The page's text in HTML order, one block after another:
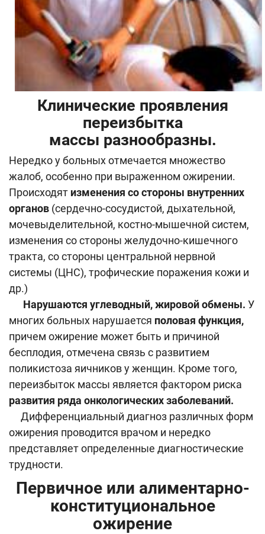
Клинические проявления
переизбытка
массы разнообразны.
Нередко у больных отмечается множество
жалоб, особенно при выраженном ожирении.
Происходят изменения со стороны внутренних
органов (сердечно-сосудистой, дыхательной,
мочевыделительной, костно-мышечной систем,
изменения со стороны желудочно-кишечного
тракта, со стороны центральной нервной
системы (ЦНС), трофические поражения кожи и
др.)
Нарушаются углеводный, жировой обмены. У
многих больных нарушается половая функция,
причем ожирение может быть и причиной
бесплодия, отмечена связь с развитием
поликистоза яичников у женщин. Кроме того,
переизбыток массы является фактором риска
развития ряда онкологических заболеваний.
Дифференциальный диагноз различных форм
ожирения проводится врачом и нередко
представляет определенные диагностические
трудности.
Первичное или алиментарно-
конституциональное
ожирение